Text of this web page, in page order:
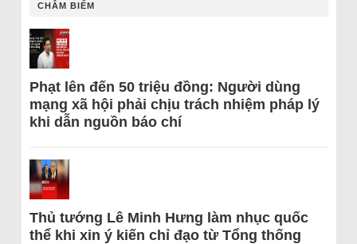
CHÂM BIẾM
Phạt lên đến 50 triệu đồng: Người dùng
mạng xã hội phải chịu trách nhiệm pháp lý
khi dẫn nguồn báo chí
Thủ tướng Lê Minh Hưng làm nhục quốc
thể khi xin ý kiến chỉ đạo từ Tổng thống